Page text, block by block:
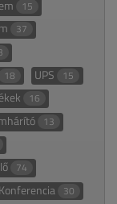
15
37
18 UPS 15
16
13
74
30